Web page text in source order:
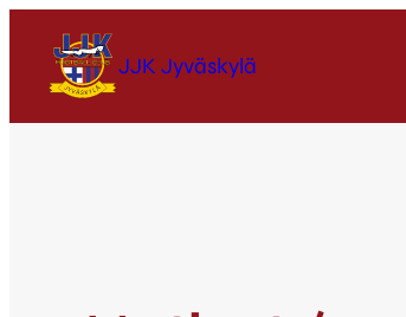
JJK Jyväskylä